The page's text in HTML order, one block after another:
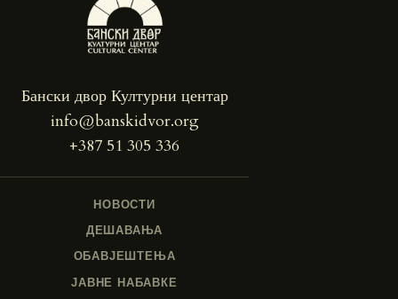
Бански двор Културни центар
info@banskidvor.org
+387 51 305 336
НОВОСТИ
ДЕШАВАЊА
ОБАВЈЕШТЕЊА
ЈАВНЕ НАБАВКЕ